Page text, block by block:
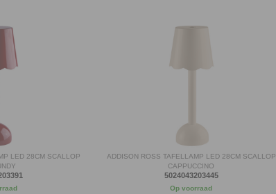
LED 28CM SCALLOP
ADDISON ROSS TAFELLAMP LED 28CM SCALLOP
CAPPUCCINO
5024043203445
Op voorraad